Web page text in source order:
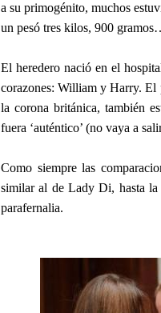
a su primogénito, muchos
un pesó tres kilos, 900
El heredero nació en el
corazones: William y Harry. El
la corona británica, también
fuera ‘auténtico’ (no vaya a
Como siempre las
similar al de Lady Di, hasta la
parafernalia.